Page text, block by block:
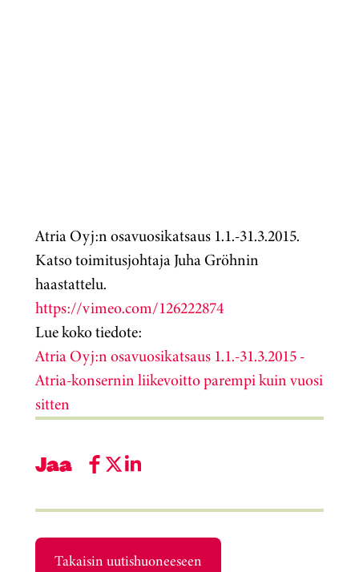
Atria Oyj:n osavuosikatsaus 1.1.-31.3.2015.
Katso toimitusjohtaja Juha Gröhnin
haastattelu.
https://vimeo.com/126222874
Lue koko tiedote:
Atria Oyj:n osavuosikatsaus 1.1.-31.3.2015 -
Atria-konsernin liikevoitto parempi kuin vuosi
sitten
Jaa
Takaisin uutishuoneeseen